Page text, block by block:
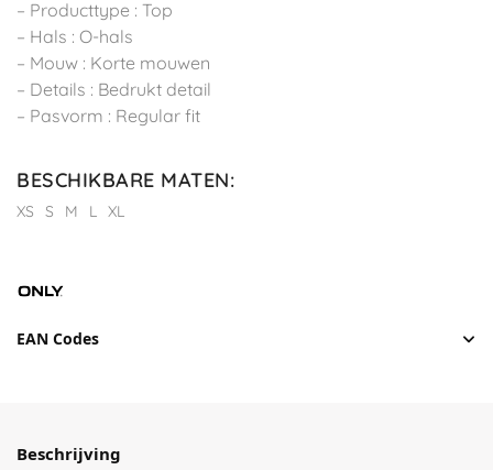
– Producttype : Top
– Hals : O-hals
– Mouw : Korte mouwen
– Details : Bedrukt detail
– Pasvorm : Regular fit
BESCHIKBARE MATEN:
XS S M L XL
EAN Codes
Beschrijving